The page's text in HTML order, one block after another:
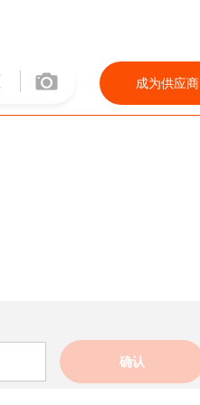
成为供应商
确认